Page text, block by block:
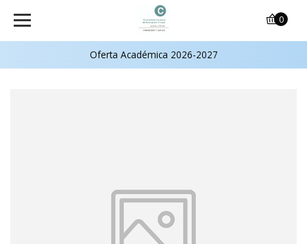
Oferta Académica 2026-2027
0